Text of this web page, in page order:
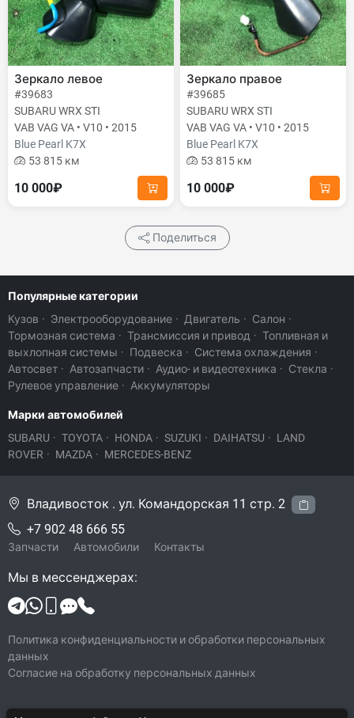
Зеркало левое
#39683
SUBARU WRX STI
VAB VAG VA • V10 • 2015
Blue Pearl K7X
53 815 км
10 000₽
Зеркало правое
#39685
SUBARU WRX STI
VAB VAG VA • V10 • 2015
Blue Pearl K7X
53 815 км
10 000₽
Поделиться
Популярные категории
Кузов · Электрооборудование · Двигатель · Салон ·
Тормозная система · Трансмиссия и привод · Топливная и
выхлопная системы · Подвеска · Система охлаждения ·
Автосвет · Автозапчасти · Аудио- и видеотехника · Стекла ·
Рулевое управление · Аккумуляторы
Марки автомобилей
SUBARU · TOYOTA · HONDA · SUZUKI · DAIHATSU · LAND
ROVER · MAZDA · MERCEDES-BENZ
Владивосток . ул. Командорская 11 стр. 2
+7 902 48 666 55
Запчасти Автомобили Контакты
Мы в мессенджерах:
Политика конфиденциальности и обработки персональных
данных
Согласие на обработку персональных данных